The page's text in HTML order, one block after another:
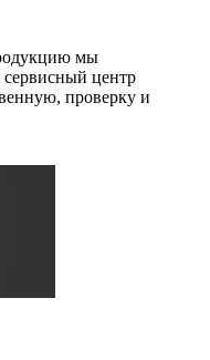
мы
центр
проверку и